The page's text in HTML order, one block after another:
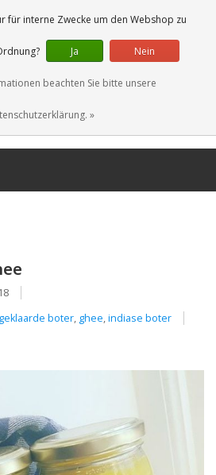
0 Artikel
geklaarde boter, ghee,indiase boter
für interne Zwecke um den Webshop zu
Ja Nein
beachten Sie bitte unsere
»